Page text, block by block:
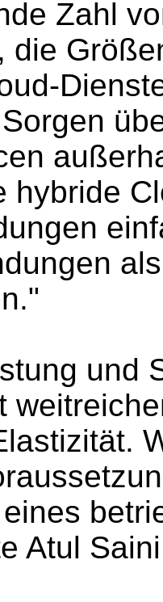
Zahl
die
hybride
und
Atul